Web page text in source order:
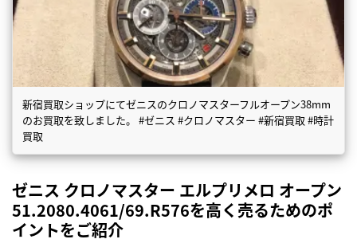
新宿買取ショップにてゼニスのクロノマスターフルオープン38mm
のお買取を致しました。 #ゼニス #クロノマスター #新宿買取 #時計
買取
ゼニス クロノマスター エルプリメロ オープン
51.2080.4061/69.R576を高く売るためのポ
イントをご紹介